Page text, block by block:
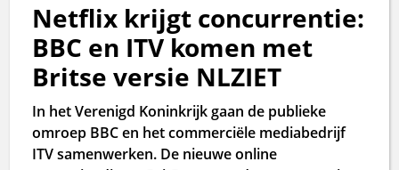
Netflix krijgt concurrentie:
BBC en ITV komen met
Britse versie NLZIET
In het Verenigd Koninkrijk gaan de publieke
omroep BBC en het commerciële mediabedrijf
ITV samenwerken. De nieuwe online